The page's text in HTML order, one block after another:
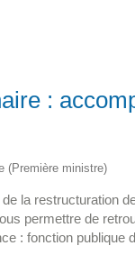
:
(Première ministre)
la restructuration
permettre de
: fonction publique